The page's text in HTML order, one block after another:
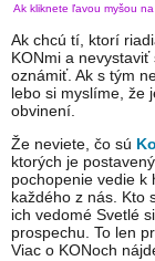
Ak kliknete ľavou myšou
Ak chcú tí, ktorí
KONmi a
oznámiť. Ak s tým
lebo si myslíme, že
obvinení.
Že neviete, čo sú
ktorých je
pochopenie vedie k
každého z nás. Kto
ich vedomé Svetlé
prospechu. To len
Viac o KONoch